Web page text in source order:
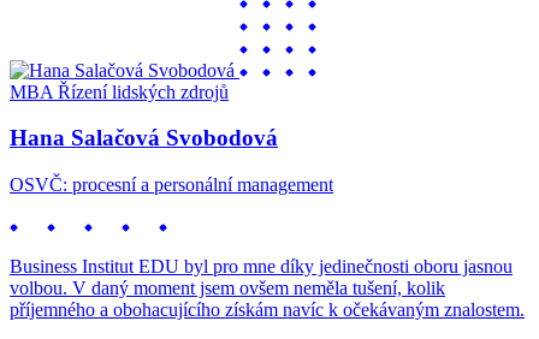
MBA Řízení lidských zdrojů
Hana Salačová Svobodová
OSVČ: procesní a personální management
Business Institut EDU byl pro mne díky jedinečnosti oboru jasnou
volbou. V daný moment jsem ovšem neměla tušení, kolik
příjemného a obohacujícího získám navíc k očekávaným znalostem.